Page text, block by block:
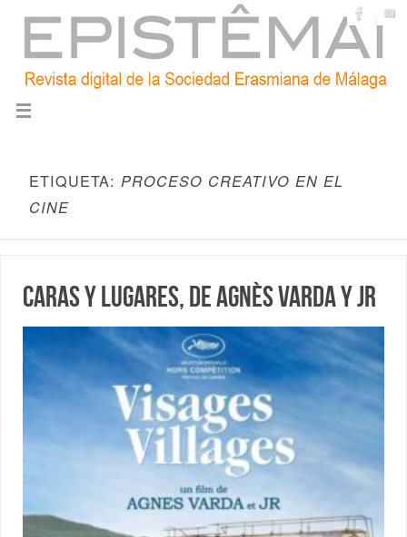
ETIQUETA: PROCESO CREATIVO EN EL
CINE
Caras y lugares, de Agnès Varda y JR